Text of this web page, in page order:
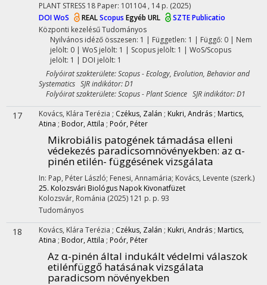
PLANT STRESS 18 Paper: 101104 , 14 p. (2025)
DOIWoS REALScopus Egyéb URL
SZTE Publicatio
Központi kezelésűTudományos
Nyilvános idéző összesen: 1 | Független: 1 | Függő: 0 | Nem
jelölt: 0 | WoS jelölt: 1 | Scopus jelölt: 1 | WoS/Scopus
jelölt: 1 | DOI jelölt: 1
Folyóirat szakterülete: Scopus - Ecology, Evolution, Behavior and
Systematics SJR indikátor: D1
Folyóirat szakterülete: Scopus - Plant Science SJR indikátor: D1
17 Kovács, Klára Terézia ; Czékus, Zalán ; Kukri, András ; Martics,
Atina ; Bodor, Attila ; Poór, Péter
Mikrobiális patogének támadása elleni
védekezés paradicsomnövényekben: az α-
pinén etilén- függésének vizsgálata
In: Pap, Péter László; Fenesi, Annamária; Kovács, Levente (szerk.)
25. Kolozsvári Biológus Napok Kivonatfüzet
Kolozsvár, Románia (2025) 121 p. p. 93
Tudományos
18 Kovács, Klára Terézia ; Czékus, Zalán ; Kukri, András ; Martics,
Atina ; Bodor, Attila ; Poór, Péter
Az α-pinén által indukált védelmi válaszok
etilénfüggő hatásának vizsgálata
paradicsom növényekben